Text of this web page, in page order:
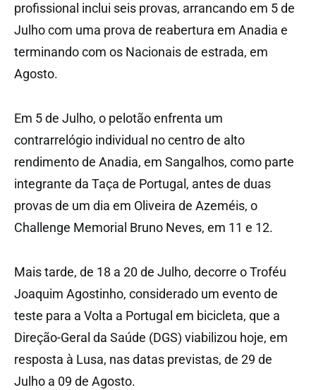
profissional inclui seis provas, arrancando em 5 de
Julho com uma prova de reabertura em Anadia e
terminando com os Nacionais de estrada, em
Agosto.
Em 5 de Julho, o pelotão enfrenta um
contrarrelógio individual no centro de alto
rendimento de Anadia, em Sangalhos, como parte
integrante da Taça de Portugal, antes de duas
provas de um dia em Oliveira de Azeméis, o
Challenge Memorial Bruno Neves, em 11 e 12.
Mais tarde, de 18 a 20 de Julho, decorre o Troféu
Joaquim Agostinho, considerado um evento de
teste para a Volta a Portugal em bicicleta, que a
Direção-Geral da Saúde (DGS) viabilizou hoje, em
resposta à Lusa, nas datas previstas, de 29 de
Julho a 09 de Agosto.